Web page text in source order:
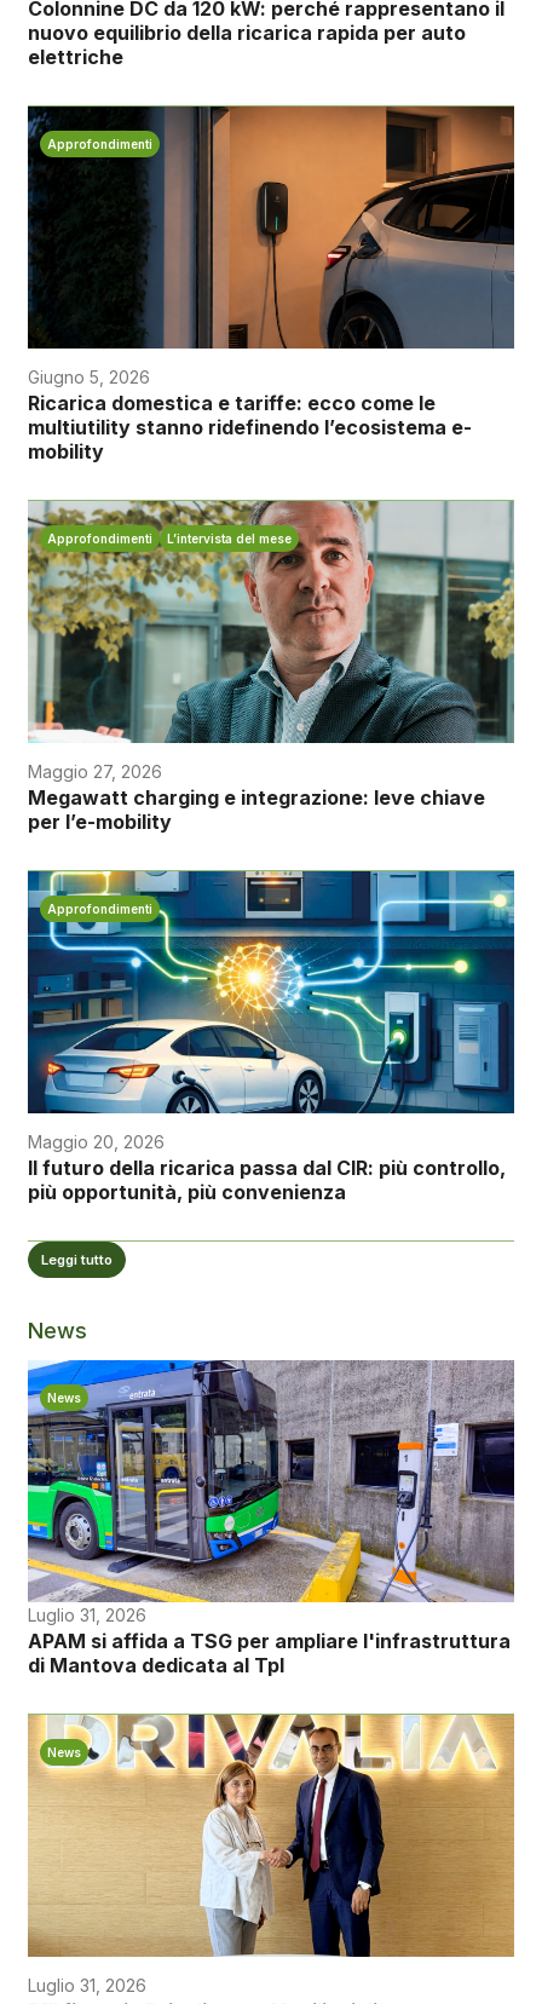
Colonnine DC da 120 kW: perché rappresentano il
nuovo equilibrio della ricarica rapida per auto
elettriche
Approfondimenti
Giugno 5, 2026
Ricarica domestica e tariffe: ecco come le
multiutility stanno ridefinendo l’ecosistema e-
mobility
Approfondimenti L’intervista del mese
Maggio 27, 2026
Megawatt charging e integrazione: leve chiave
per l’e-mobility
Approfondimenti
Maggio 20, 2026
Il futuro della ricarica passa dal CIR: più controllo,
più opportunità, più convenienza
Leggi tutto
News
News
Luglio 31, 2026
APAM si affida a TSG per ampliare l'infrastruttura
di Mantova dedicata al Tpl
News
Luglio 31, 2026